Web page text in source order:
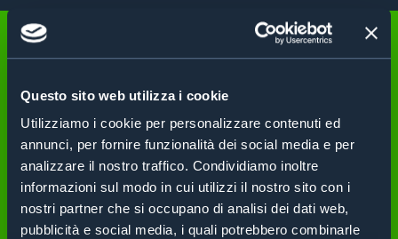
Questo sito web utilizza i cookie
Utilizziamo i cookie per personalizzare contenuti ed
annunci, per fornire funzionalità dei social media e per
analizzare il nostro traffico. Condividiamo inoltre
informazioni sul modo in cui utilizzi il nostro sito con i
nostri partner che si occupano di analisi dei dati web,
pubblicità e social media, i quali potrebbero combinarle
IT IS IMPORTANT TO
CAREFULLY CONSIDER THE
SPECIFIC REQUIREMENTS OF
THE USE CASE BEFORE
IMPLEMENTING AN RFID